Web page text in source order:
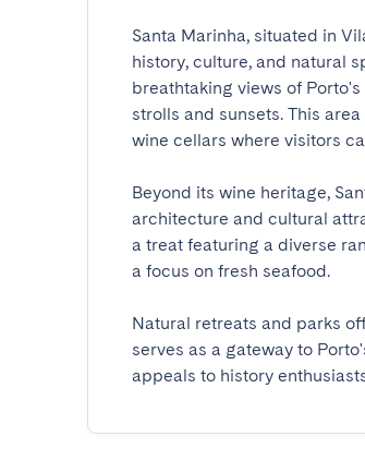
Santa Marinha, situated in
history, culture, and natural
breathtaking views of
strolls and sunsets. This
wine cellars where visitors
Beyond its wine heritage,
architecture and cultural
a treat featuring a diverse
a focus on fresh seafood.
Natural retreats and parks
serves as a gateway to
appeals to history